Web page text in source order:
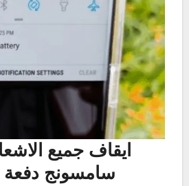
ايقاف جميع
سامسونج دفعة